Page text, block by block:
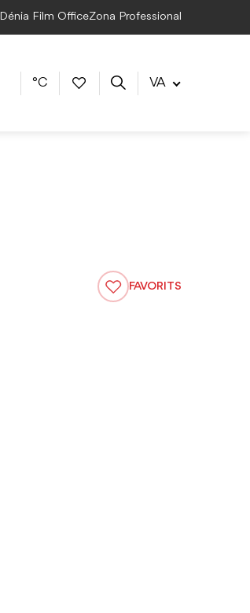
Dénia Film OfficeZona Professional
°C VA
FAVORITS